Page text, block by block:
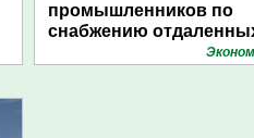
промышленников по
снабжению
поселений с помощью